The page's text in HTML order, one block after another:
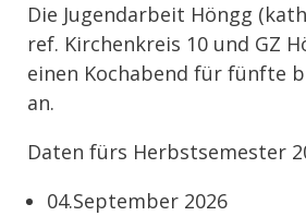
Die Jugendarbeit Höngg
ref. Kirchenkreis 10 und GZ
einen Kochabend für fünfte
an.
Daten fürs Herbstsemester
04.September 2026